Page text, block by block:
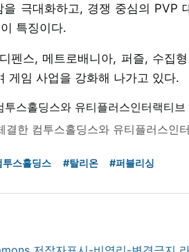
극대화하고, 경쟁 중심의 PVP
특징이다.
펜스, 메트로배니아, 퍼즐, 수집
게임 사업을 강화해 나가고 있다.
결한 컴투스홀딩스와 유티플러스인
투스홀딩스 #탈리온 #퍼블리싱